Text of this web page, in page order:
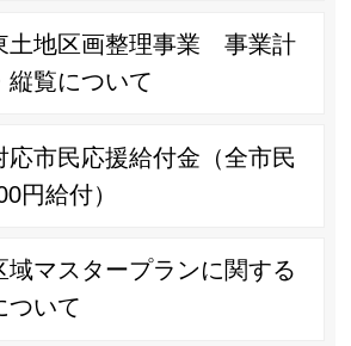
土地区画整理事業 事業計
縦覧について
応市民応援給付金（全市民
円給付）
域マスタープランに関する
ついて